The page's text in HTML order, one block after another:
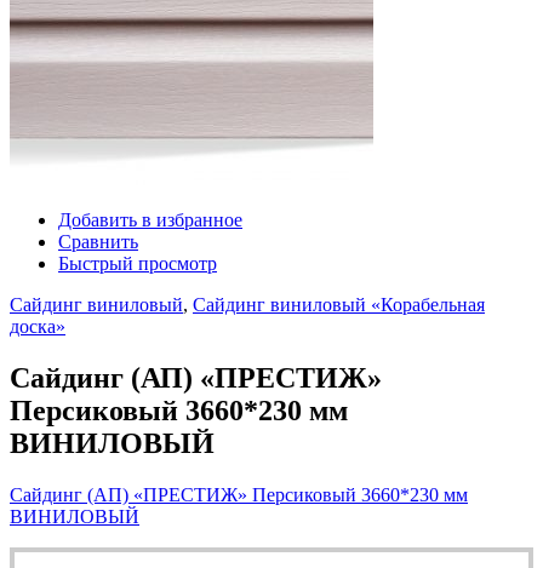
Добавить в избранное
Сравнить
Быстрый просмотр
Сайдинг виниловый, Сайдинг виниловый «Корабельная
доска»
Сайдинг (АП) «ПРЕСТИЖ»
Персиковый 3660*230 мм
ВИНИЛОВЫЙ
Сайдинг (АП) «ПРЕСТИЖ» Персиковый 3660*230 мм
ВИНИЛОВЫЙ